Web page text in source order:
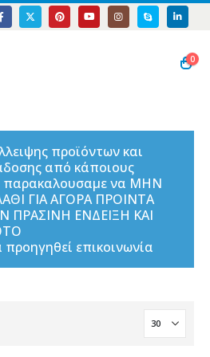
0
προϊόντων και
από κάποιους
παρακαλουσαμε να ΜΗΝ
ΓΙΑ ΑΓΟΡΑ ΠΡΟΙΝΤΑ
ΠΡΑΣΙΝΗ ΕΝΔΕΙΞΗ ΚΑΙ
επικοινωνία